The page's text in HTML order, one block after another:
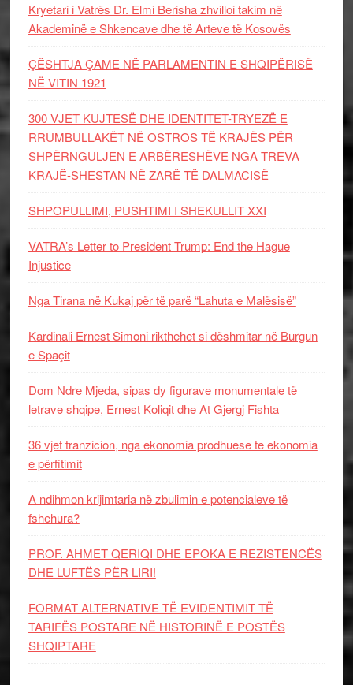
Kryetari i Vatrës Dr. Elmi Berisha zhvilloi takim në
Akademinë e Shkencave dhe të Arteve të Kosovës
ÇËSHTJA ÇAME NË PARLAMENTIN E SHQIPËRISË
NË VITIN 1921
300 VJET KUJTESË DHE IDENTITET-TRYEZË E
RRUMBULLAKËT NË OSTROS TË KRAJËS PËR
SHPËRNGULJEN E ARBËRESHËVE NGA TREVA
KRAJË-SHESTAN NË ZARË TË DALMACISË
SHPOPULLIMI, PUSHTIMI I SHEKULLIT XXI
VATRA’s Letter to President Trump: End the Hague
Injustice
Nga Tirana në Kukaj për të parë “Lahuta e Malësisë”
Kardinali Ernest Simoni rikthehet si dëshmitar në Burgun
e Spaçit
Dom Ndre Mjeda, sipas dy figurave monumentale të
letrave shqipe, Ernest Koliqit dhe At Gjergj Fishta
36 vjet tranzicion, nga ekonomia prodhuese te ekonomia
e përfitimit
A ndihmon krijimtaria në zbulimin e potencialeve të
fshehura?
PROF. AHMET QERIQI DHE EPOKA E REZISTENCЁS
DHE LUFTЁS PЁR LIRI!
FORMAT ALTERNATIVE TË EVIDENTIMIT TË
TARIFËS POSTARE NË HISTORINË E POSTËS
SHQIPTARE